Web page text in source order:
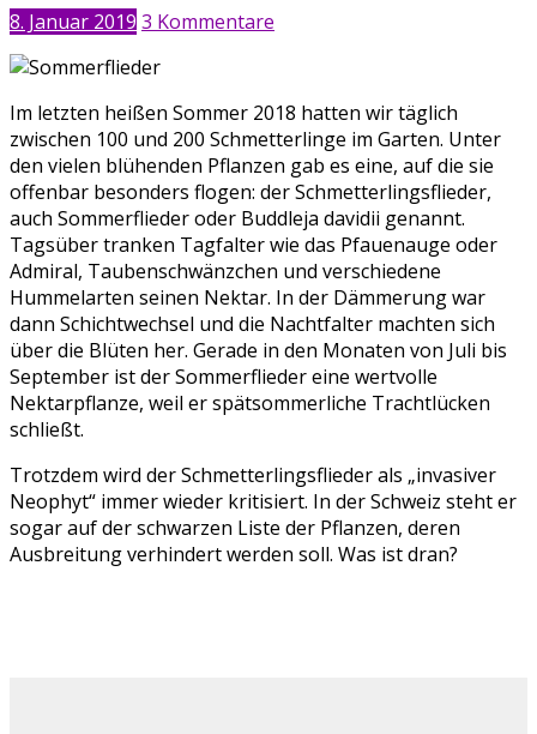
8. Januar 2019 3 Kommentare
Im letzten heißen Sommer 2018 hatten wir täglich
zwischen 100 und 200 Schmetterlinge im Garten. Unter
den vielen blühenden Pflanzen gab es eine, auf die sie
offenbar besonders flogen: der Schmetterlingsflieder,
auch Sommerflieder oder Buddleja davidii genannt.
Tagsüber tranken Tagfalter wie das Pfauenauge oder
Admiral, Taubenschwänzchen und verschiedene
Hummelarten seinen Nektar. In der Dämmerung war
dann Schichtwechsel und die Nachtfalter machten sich
über die Blüten her. Gerade in den Monaten von Juli bis
September ist der Sommerflieder eine wertvolle
Nektarpflanze, weil er spätsommerliche Trachtlücken
schließt.
Trotzdem wird der Schmetterlingsflieder als „invasiver
Neophyt“ immer wieder kritisiert. In der Schweiz steht er
sogar auf der schwarzen Liste der Pflanzen, deren
Ausbreitung verhindert werden soll. Was ist dran?